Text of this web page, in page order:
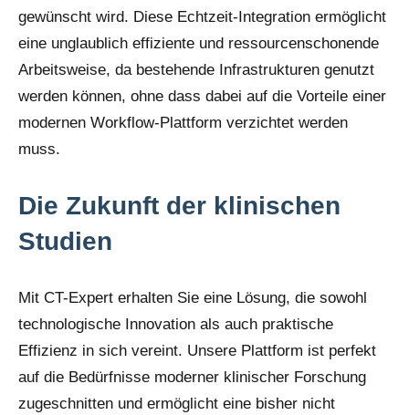
gewünscht wird. Diese Echtzeit-Integration ermöglicht
eine unglaublich effiziente und ressourcenschonende
Arbeitsweise, da bestehende Infrastrukturen genutzt
werden können, ohne dass dabei auf die Vorteile einer
modernen Workflow-Plattform verzichtet werden
muss.
Die Zukunft der klinischen
Studien
Mit CT-Expert erhalten Sie eine Lösung, die sowohl
technologische Innovation als auch praktische
Effizienz in sich vereint. Unsere Plattform ist perfekt
auf die Bedürfnisse moderner klinischer Forschung
zugeschnitten und ermöglicht eine bisher nicht